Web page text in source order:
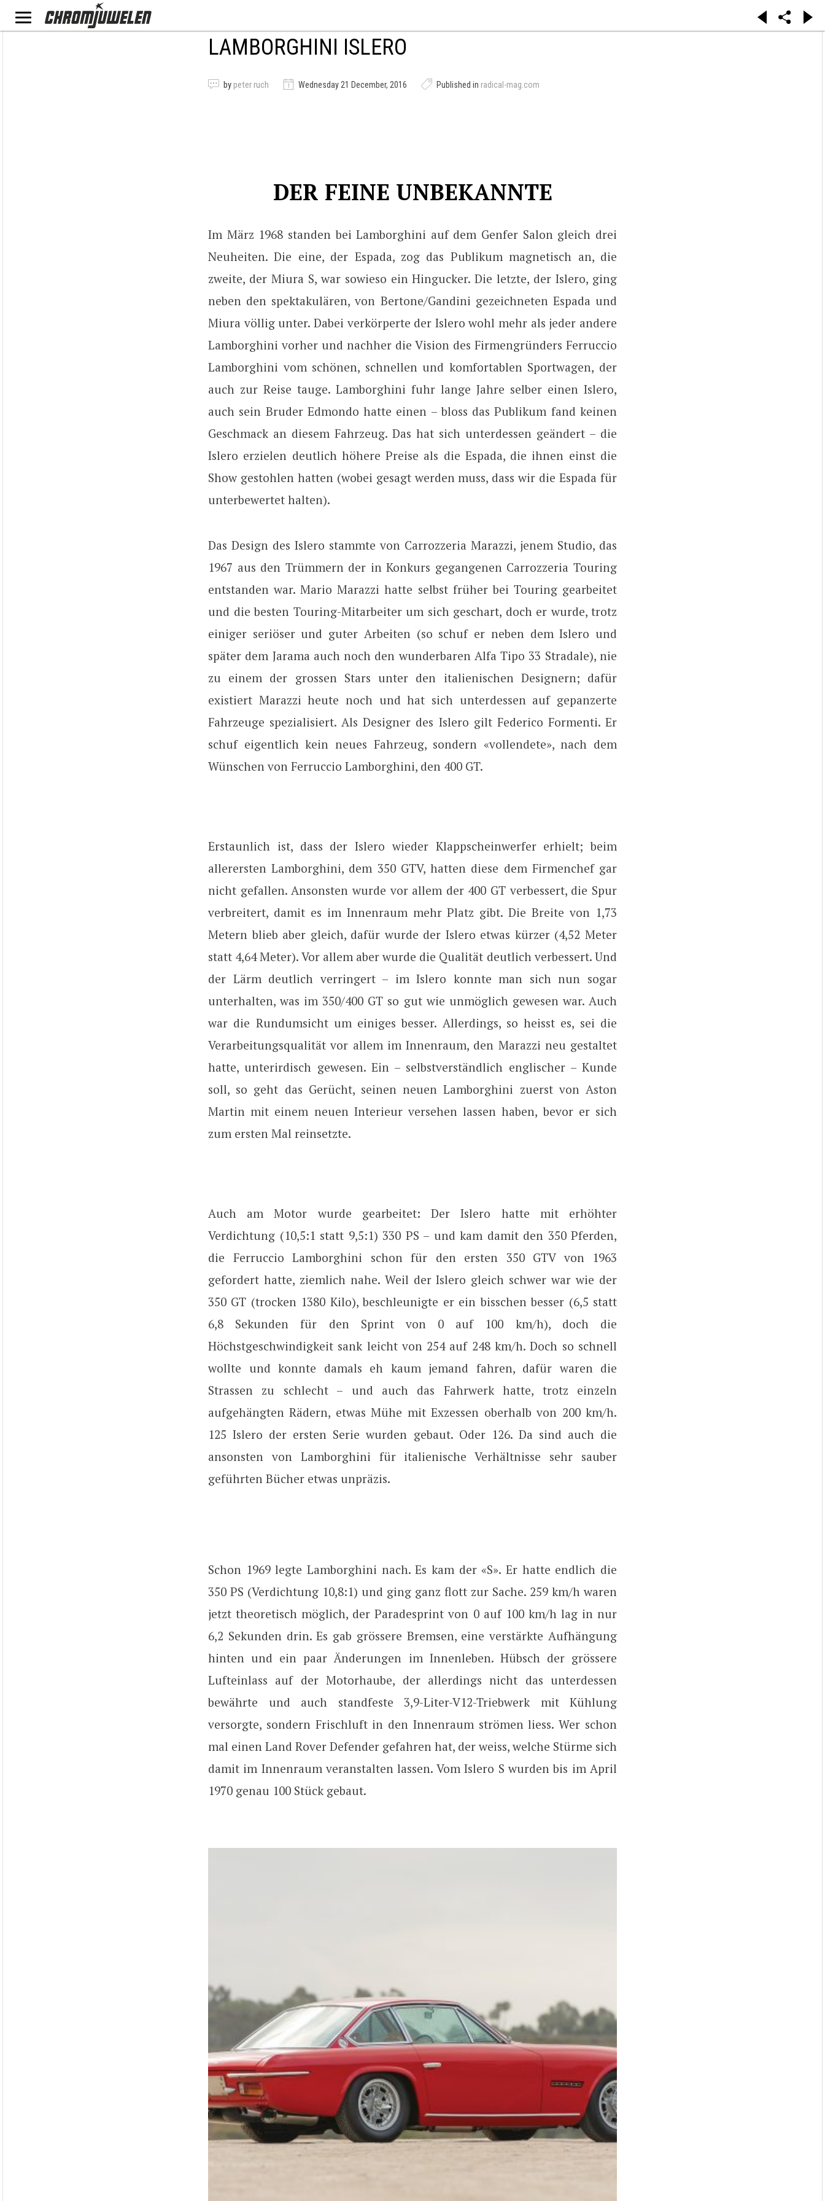
LAMBORGHINI ISLERO
by peter ruch Wednesday 21 December, 2016 Published in radical-mag.com
DER FEINE UNBEKANNTE
Im März 1968 standen bei Lamborghini auf dem Genfer Salon gleich drei
Neuheiten. Die eine, der Espada, zog das Publikum magnetisch an, die
zweite, der Miura S, war sowieso ein Hingucker. Die letzte, der Islero, ging
neben den spektakulären, von Bertone/Gandini gezeichneten Espada und
Miura völlig unter. Dabei verkörperte der Islero wohl mehr als jeder andere
Lamborghini vorher und nachher die Vision des Firmengründers Ferruccio
Lamborghini vom schönen, schnellen und komfortablen Sportwagen, der
auch zur Reise tauge. Lamborghini fuhr lange Jahre selber einen Islero,
auch sein Bruder Edmondo hatte einen – bloss das Publikum fand keinen
Geschmack an diesem Fahrzeug. Das hat sich unterdessen geändert – die
Islero erzielen deutlich höhere Preise als die Espada, die ihnen einst die
Show gestohlen hatten (wobei gesagt werden muss, dass wir die Espada für
unterbewertet halten).
Das Design des Islero stammte von Carrozzeria Marazzi, jenem Studio, das
1967 aus den Trümmern der in Konkurs gegangenen Carrozzeria Touring
entstanden war. Mario Marazzi hatte selbst früher bei Touring gearbeitet
und die besten Touring-Mitarbeiter um sich geschart, doch er wurde, trotz
einiger seriöser und guter Arbeiten (so schuf er neben dem Islero und
später dem Jarama auch noch den wunderbaren Alfa Tipo 33 Stradale), nie
zu einem der grossen Stars unter den italienischen Designern; dafür
existiert Marazzi heute noch und hat sich unterdessen auf gepanzerte
Fahrzeuge spezialisiert. Als Designer des Islero gilt Federico Formenti. Er
schuf eigentlich kein neues Fahrzeug, sondern «vollendete», nach dem
Wünschen von Ferruccio Lamborghini, den 400 GT.
Erstaunlich ist, dass der Islero wieder Klappscheinwerfer erhielt; beim
allerersten Lamborghini, dem 350 GTV, hatten diese dem Firmenchef gar
nicht gefallen. Ansonsten wurde vor allem der 400 GT verbessert, die Spur
verbreitert, damit es im Innenraum mehr Platz gibt. Die Breite von 1,73
Metern blieb aber gleich, dafür wurde der Islero etwas kürzer (4,52 Meter
statt 4,64 Meter). Vor allem aber wurde die Qualität deutlich verbessert. Und
der Lärm deutlich verringert – im Islero konnte man sich nun sogar
unterhalten, was im 350/400 GT so gut wie unmöglich gewesen war. Auch
war die Rundumsicht um einiges besser. Allerdings, so heisst es, sei die
Verarbeitungsqualität vor allem im Innenraum, den Marazzi neu gestaltet
hatte, unterirdisch gewesen. Ein – selbstverständlich englischer – Kunde
soll, so geht das Gerücht, seinen neuen Lamborghini zuerst von Aston
Martin mit einem neuen Interieur versehen lassen haben, bevor er sich
zum ersten Mal reinsetzte.
Auch am Motor wurde gearbeitet: Der Islero hatte mit erhöhter
Verdichtung (10,5:1 statt 9,5:1) 330 PS – und kam damit den 350 Pferden,
die Ferruccio Lamborghini schon für den ersten 350 GTV von 1963
gefordert hatte, ziemlich nahe. Weil der Islero gleich schwer war wie der
350 GT (trocken 1380 Kilo), beschleunigte er ein bisschen besser (6,5 statt
6,8 Sekunden für den Sprint von 0 auf 100 km/h), doch die
Höchstgeschwindigkeit sank leicht von 254 auf 248 km/h. Doch so schnell
wollte und konnte damals eh kaum jemand fahren, dafür waren die
Strassen zu schlecht – und auch das Fahrwerk hatte, trotz einzeln
aufgehängten Rädern, etwas Mühe mit Exzessen oberhalb von 200 km/h.
125 Islero der ersten Serie wurden gebaut. Oder 126. Da sind auch die
ansonsten von Lamborghini für italienische Verhältnisse sehr sauber
geführten Bücher etwas unpräzis.
Schon 1969 legte Lamborghini nach. Es kam der «S». Er hatte endlich die
350 PS (Verdichtung 10,8:1) und ging ganz flott zur Sache. 259 km/h waren
jetzt theoretisch möglich, der Paradesprint von 0 auf 100 km/h lag in nur
6,2 Sekunden drin. Es gab grössere Bremsen, eine verstärkte Aufhängung
hinten und ein paar Änderungen im Innenleben. Hübsch der grössere
Lufteinlass auf der Motorhaube, der allerdings nicht das unterdessen
bewährte und auch standfeste 3,9-Liter-V12-Triebwerk mit Kühlung
versorgte, sondern Frischluft in den Innenraum strömen liess. Wer schon
mal einen Land Rover Defender gefahren hat, der weiss, welche Stürme sich
damit im Innenraum veranstalten lassen. Vom Islero S wurden bis im April
1970 genau 100 Stück gebaut.